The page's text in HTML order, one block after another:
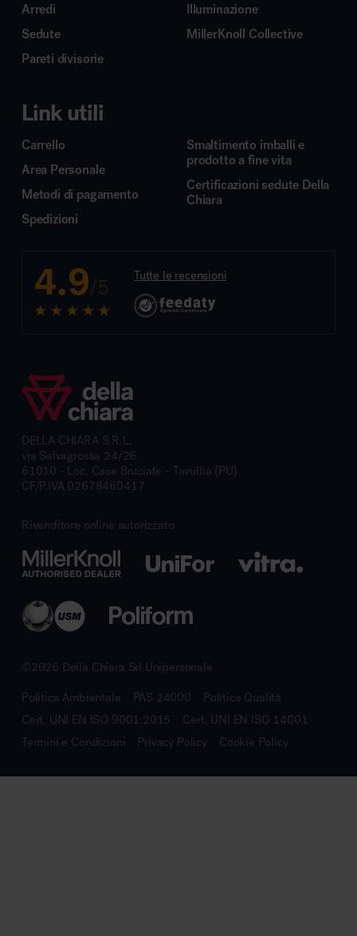
Arredi
Sedute
Pareti divisorie
Illuminazione
MillerKnoll Collective
Link utili
Carrello
Area Personale
Metodi di pagamento
Spedizioni
Smaltimento imballi e
prodotto a fine vita
Certificazioni sedute Della
Chiara
4.9/5 Tutte le recensioni
DELLA CHIARA S.R.L.
via Selvagrossa 24/26
61010 - Loc. Case Bruciate - Tavullia (PU)
CF/P.IVA 02678460417
Rivenditore online autorizzato
©2026 Della Chiara Srl Unipersonale
Politica Ambientale PAS 24000
Politica Qualità
Cert. UNI EN ISO 9001:2015
Cert. UNI EN ISO 14001
Termini e Condizioni
Privacy Policy Cookie Policy